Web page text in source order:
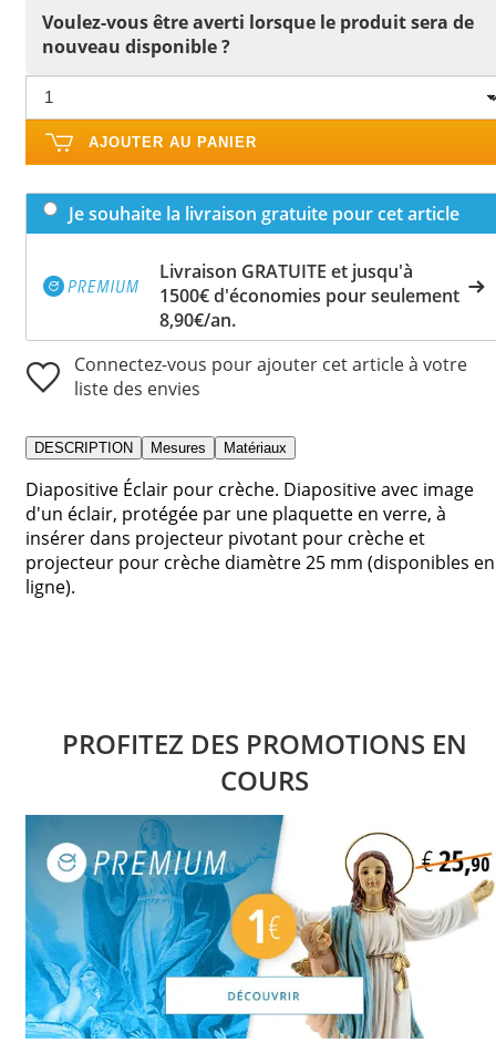
Voulez-vous être averti lorsque le produit sera de
nouveau disponible ?
AJOUTER AU PANIER
Je souhaite la livraison gratuite pour cet article
Livraison GRATUITE et jusqu'à
1500€ d'économies pour seulement
8,90€/an.
Connectez-vous pour ajouter cet article à votre
liste des envies
DESCRIPTION Mesures Matériaux
Diapositive Éclair pour crèche. Diapositive avec image
d'un éclair, protégée par une plaquette en verre, à
insérer dans projecteur pivotant pour crèche et
projecteur pour crèche diamètre 25 mm (disponibles en
ligne).
PROFITEZ DES PROMOTIONS EN
COURS